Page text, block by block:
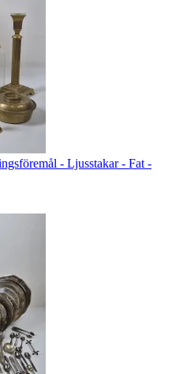
- Ljusstakar - Fat -